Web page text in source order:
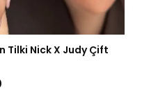
Tilki Nick X Judy Çift